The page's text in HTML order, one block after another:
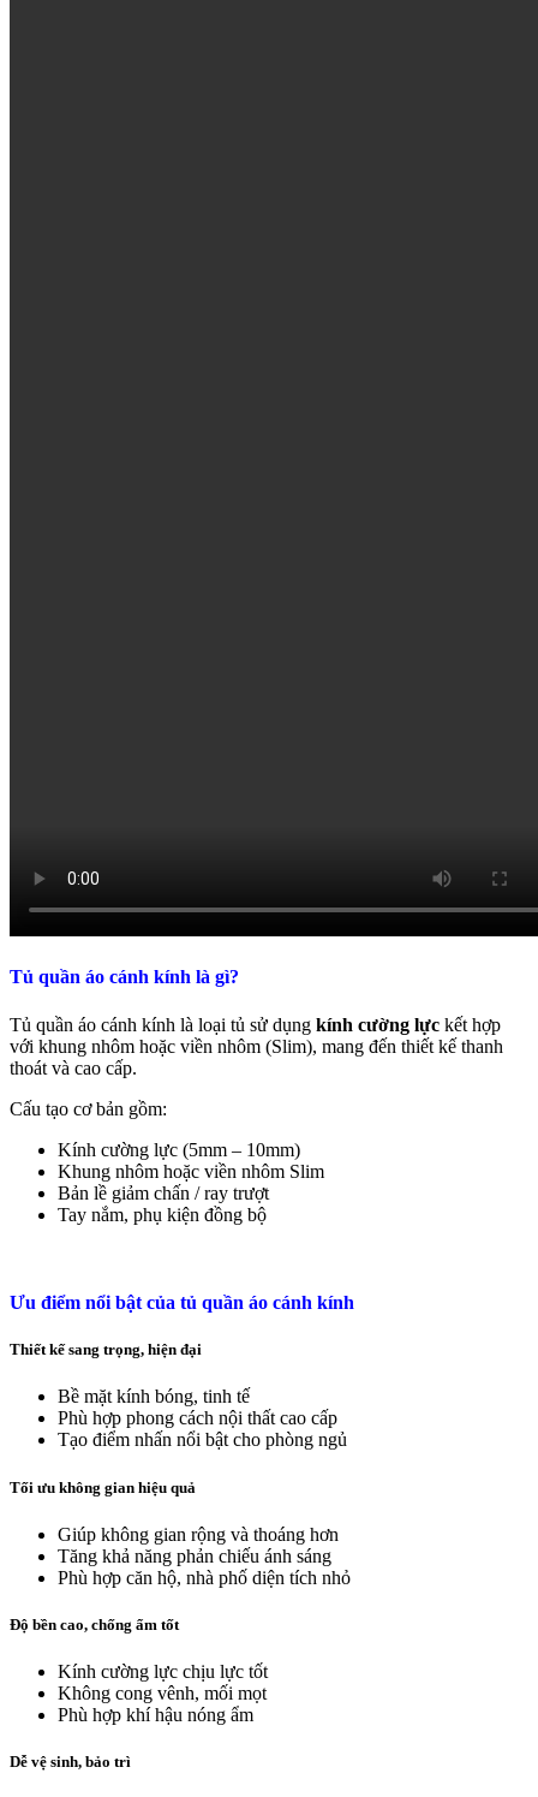
Tủ quần áo cánh kính là gì?
Tủ quần áo cánh kính là loại tủ sử dụng kính cường lực kết hợp
với khung nhôm hoặc viền nhôm (Slim), mang đến thiết kế thanh
thoát và cao cấp.
Cấu tạo cơ bản gồm:
Kính cường lực (5mm – 10mm)
Khung nhôm hoặc viền nhôm Slim
Bản lề giảm chấn / ray trượt
Tay nắm, phụ kiện đồng bộ
Ưu điểm nổi bật của tủ quần áo cánh kính
Thiết kế sang trọng, hiện đại
Bề mặt kính bóng, tinh tế
Phù hợp phong cách nội thất cao cấp
Tạo điểm nhấn nổi bật cho phòng ngủ
Tối ưu không gian hiệu quả
Giúp không gian rộng và thoáng hơn
Tăng khả năng phản chiếu ánh sáng
Phù hợp căn hộ, nhà phố diện tích nhỏ
Độ bền cao, chống ẩm tốt
Kính cường lực chịu lực tốt
Không cong vênh, mối mọt
Phù hợp khí hậu nóng ẩm
Dễ vệ sinh, bảo trì